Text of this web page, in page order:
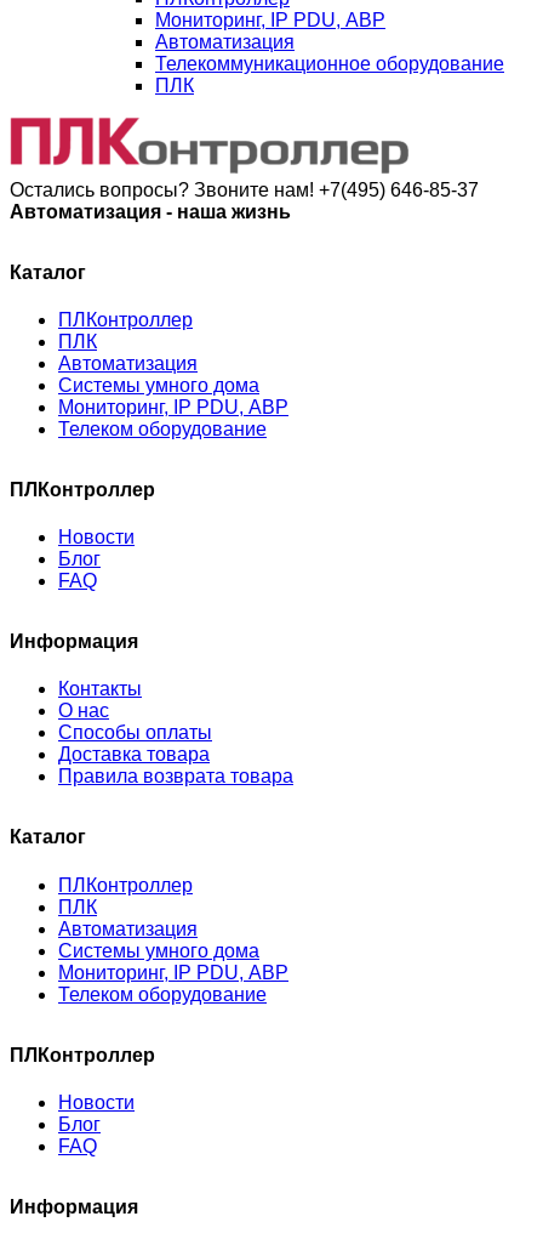
Мониторинг, IP PDU, АВР
Автоматизация
Телекоммуникационное оборудование
ПЛК
Остались вопросы? Звоните нам! +7(495) 646-85-37
Автоматизация - наша жизнь
Каталог
ПЛКонтроллер
ПЛК
Автоматизация
Системы умного дома
Мониторинг, IP PDU, АВР
Телеком оборудование
ПЛКонтроллер
Новости
Блог
FAQ
Информация
Контакты
О нас
Способы оплаты
Доставка товара
Правила возврата товара
Каталог
ПЛКонтроллер
ПЛК
Автоматизация
Системы умного дома
Мониторинг, IP PDU, АВР
Телеком оборудование
ПЛКонтроллер
Новости
Блог
FAQ
Информация